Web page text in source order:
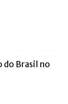
do Brasil no